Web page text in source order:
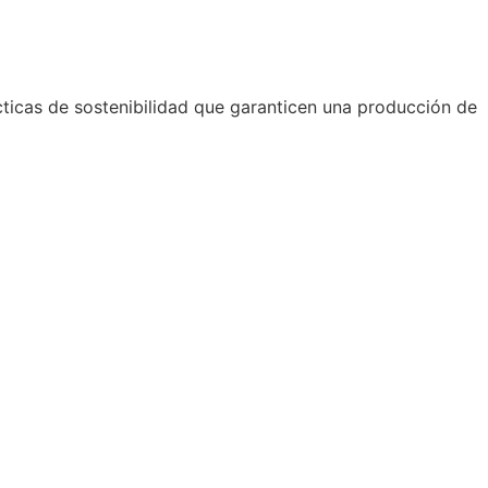
de sostenibilidad que garanticen una producción de